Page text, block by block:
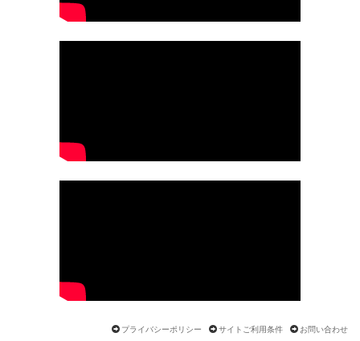
プライバシーポリシー サイトご利用条件 お問い合わせ